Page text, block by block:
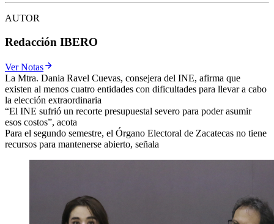
AUTOR
Redacción IBERO
Ver Notas
La Mtra. Dania Ravel Cuevas, consejera del INE, afirma que
existen al menos cuatro entidades con dificultades para llevar a cabo
la elección extraordinaria
“El INE sufrió un recorte presupuestal severo para poder asumir
esos costos”, acota
Para el segundo semestre, el Órgano Electoral de Zacatecas no tiene
recursos para mantenerse abierto, señala